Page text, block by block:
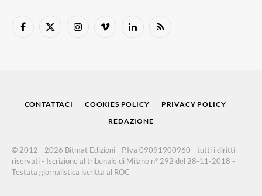
Facebook
X
InstagramVimeo LinkedInRSS
CONTATTACI COOKIES POLICY
PRIVACY POLICY
REDAZIONE
© 2012 - 2026 Bitmat Edizioni - P.Iva 09091900960 - tutti i diritti
riservati - Iscrizione al tribunale di Milano n° 292 del 28-11-2018 -
Testata giornalistica iscritta al ROC